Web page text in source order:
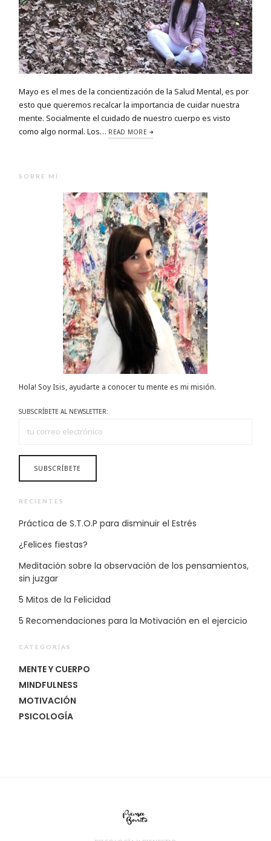
Mayo es el mes de la concientización de la Salud Mental, es por
esto que queremos recalcar la importancia de cuidar nuestra
mente. Socialmente el cuidado de nuestro cuerpo es visto
como algo normal. Los… READ MORE
SOBRE MÍ
Hola! Soy Isis, ayudarte a conocer tu mente es mi misión.
SUBSCRÍBETE AL NEWSLETTER:
RECIENTES
Práctica de S.T.O.P para disminuir el Estrés
¿Felices fiestas?
Meditación sobre la observación de los pensamientos,
sin juzgar
5 Mitos de la Felicidad
5 Recomendaciones para la Motivación en el ejercicio
CATEGORÍAS
MENTE Y CUERPO
MINDFULNESS
MOTIVACIÓN
PSICOLOGÍA